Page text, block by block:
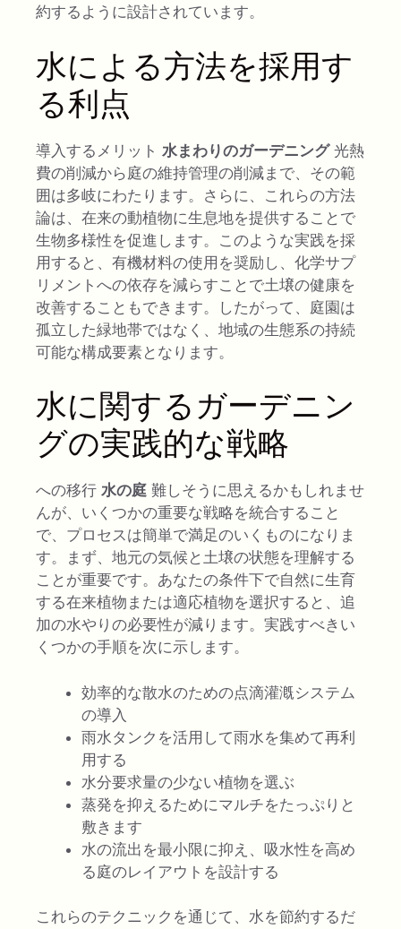
約するように設計されています。
水による方法を採用す
る利点
導入するメリット 水まわりのガーデニング光熱
費の削減から庭の維持管理の削減まで、その範
囲は多岐にわたります。さらに、これらの方法
論は、在来の動植物に生息地を提供することで
生物多様性を促進します。このような実践を採
用すると、有機材料の使用を奨励し、化学サプ
リメントへの依存を減らすことで土壌の健康を
改善することもできます。したがって、庭園は
孤立した緑地帯ではなく、地域の生態系の持続
可能な構成要素となります。
水に関するガーデニン
グの実践的な戦略
への移行 水の庭 難しそうに思えるかもしれませ
んが、いくつかの重要な戦略を統合すること
で、プロセスは簡単で満足のいくものになりま
す。まず、地元の気候と土壌の状態を理解する
ことが重要です。あなたの条件下で自然に生育
する在来植物または適応植物を選択すると、追
加の水やりの必要性が減ります。実践すべきい
くつかの手順を次に示します。
効率的な散水のための点滴灌漑システム
の導入
雨水タンクを活用して雨水を集めて再利
用する
水分要求量の少ない植物を選ぶ
蒸発を抑えるためにマルチをたっぷりと
敷きます
水の流出を最小限に抑え、吸水性を高め
る庭のレイアウトを設計する
これらのテクニックを通じて、水を節約するだ